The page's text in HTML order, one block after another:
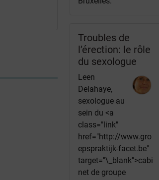
Troubles de
l’érection: le rôle
du sexologue
Leen
Delahaye,
sexologue au
sein du <a
class="link"
href="http://www.gro
epspraktijk-facet.be"
target="\_blank">cabi
net de groupe